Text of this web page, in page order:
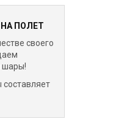
НА ПОЛЕТ
своего
шары!
составляет